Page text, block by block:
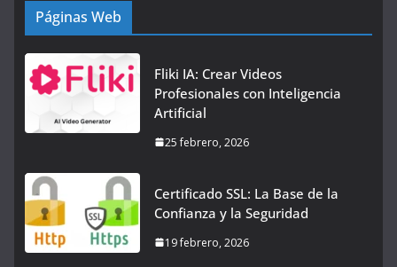
Páginas Web
Fliki IA: Crear Videos
Profesionales con Inteligencia
Artificial
25 febrero, 2026
Certificado SSL: La Base de la
Confianza y la Seguridad
19 febrero, 2026